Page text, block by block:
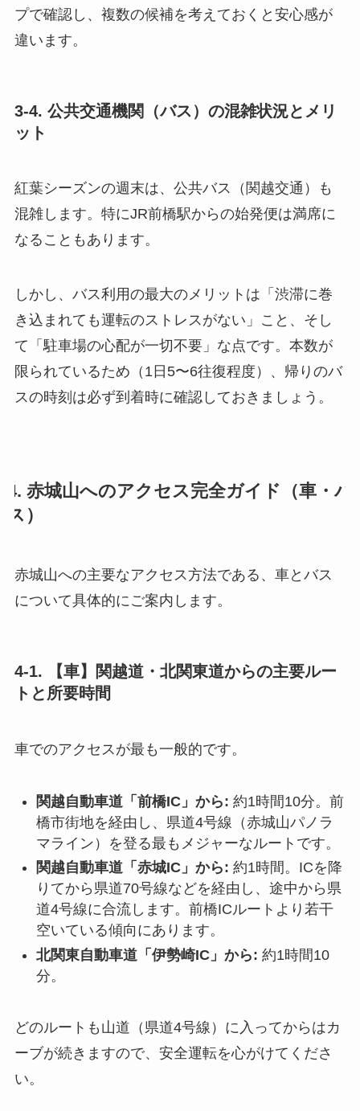
プで確認し、複数の候補を考えておくと安心感が
違います。
3-4. 公共交通機関（バス）の混雑状況とメリ
ット
紅葉シーズンの週末は、公共バス（関越交通）も
混雑します。特にJR前橋駅からの始発便は満席に
なることもあります。
しかし、バス利用の最大のメリットは「渋滞に巻
き込まれても運転のストレスがない」こと、そし
て「駐車場の心配が一切不要」な点です。本数が
限られているため（1日5〜6往復程度）、帰りのバ
スの時刻は必ず到着時に確認しておきましょう。
4. 赤城山へのアクセス完全ガイド（車・バ
ス）
赤城山への主要なアクセス方法である、車とバス
について具体的にご案内します。
4-1. 【車】関越道・北関東道からの主要ルー
トと所要時間
車でのアクセスが最も一般的です。
関越自動車道「前橋IC」から: 約1時間10分。前
橋市街地を経由し、県道4号線（赤城山パノラ
マライン）を登る最もメジャーなルートです。
関越自動車道「赤城IC」から: 約1時間。ICを降
りてから県道70号線などを経由し、途中から県
道4号線に合流します。前橋ICルートより若干
空いている傾向にあります。
北関東自動車道「伊勢崎IC」から: 約1時間10
分。
どのルートも山道（県道4号線）に入ってからはカ
ーブが続きますので、安全運転を心がけてくださ
い。